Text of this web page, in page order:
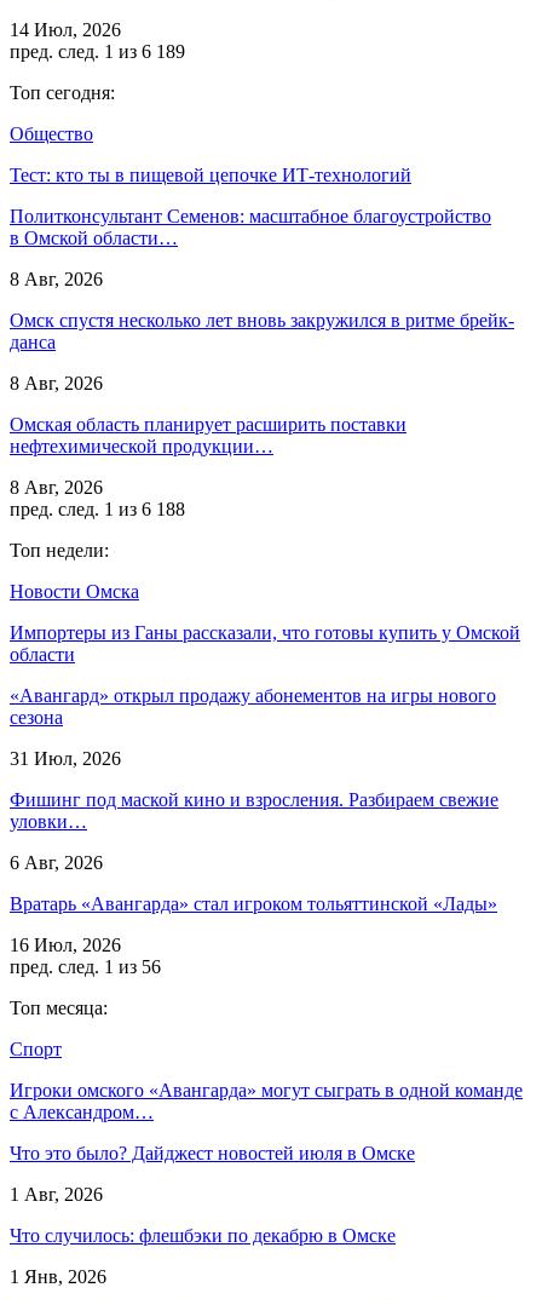
14 Июл, 2026
пред. след. 1 из 6 189
Топ сегодня:
Общество
Тест: кто ты в пищевой цепочке ИТ-технологий
Политконсультант Семенов: масштабное благоустройство
в Омской области…
8 Авг, 2026
Омск спустя несколько лет вновь закружился в ритме брейк-
данса
8 Авг, 2026
Омская область планирует расширить поставки
нефтехимической продукции…
8 Авг, 2026
пред. след. 1 из 6 188
Топ недели:
Новости Омска
Импортеры из Ганы рассказали, что готовы купить у Омской
области
«Авангард» открыл продажу абонементов на игры нового
сезона
31 Июл, 2026
Фишинг под маской кино и взросления. Разбираем свежие
уловки…
6 Авг, 2026
Вратарь «Авангарда» стал игроком тольяттинской «Лады»
16 Июл, 2026
пред. след. 1 из 56
Топ месяца:
Спорт
Игроки омского «Авангарда» могут сыграть в одной команде
с Александром…
Что это было? Дайджест новостей июля в Омске
1 Авг, 2026
Что случилось: флешбэки по декабрю в Омске
1 Янв, 2026